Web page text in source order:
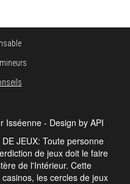
Isséenne - Design by API
JEUX: Toute personne
de jeux doit le faire
de l'Intérieur. Cette
les cercles de jeux